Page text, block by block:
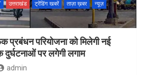
उत्तराखंड ट्रेंडिंग खबरें ताज़ा ख़बर
न्यूज़
प्रबंधन परियोजना को मिलेगी नई
पर लगेगी लगाम
admin